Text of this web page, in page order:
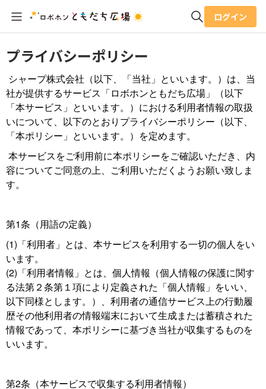
全体検索
検索
ログイン
プライバシーポリシー
シャープ株式会社（以下、「当社」といいます。）は、当
社が提供するサービス「ロボホンともだち広場」（以下
「本サービス」といいます。）における利用者情報の取扱
いについて、以下のとおりプライバシーポリシー（以下、
「本ポリシー」といいます。）を定めます。
本サービスをご利用前に本ポリシーをご確認いただき、内
容についてご同意の上、ご利用いただくようお願い致しま
す。
第1条（用語の定義）
(1)「利用者」とは、本サービスを利用する一切の個人をい
います。
(2)「利用者情報」とは、個人情報（個人情報の保護に関す
る法第２条第１項により定義された「個人情報」をいい、
以下同様とします。）、利用者の通信サービス上の行動履
歴その他利用者の情報端末において生成または蓄積された
情報であって、本ポリシーに基づき当社が収集するものを
いいます。
第2条（本サービスで収集する利用者情報）